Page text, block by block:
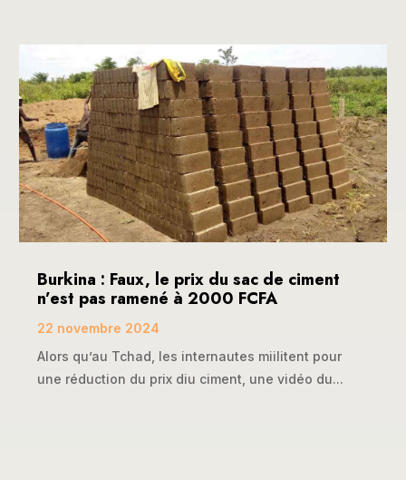
Burkina : Faux, le prix du sac de ciment
n’est pas ramené à 2000 FCFA
22 novembre 2024
Alors qu’au Tchad, les internautes miilitent pour
une réduction du prix diu ciment, une vidéo du...